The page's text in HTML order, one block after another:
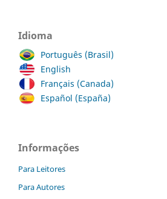
Idioma
Português (Brasil)
English
Français (Canada)
Español (España)
Informações
Para Leitores
Para Autores